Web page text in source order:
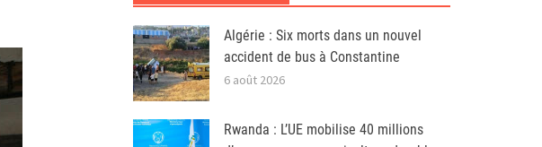
Algérie : Six morts dans un nouvel
accident de bus à Constantine
6 août 2026
Rwanda : L’UE mobilise 40 millions